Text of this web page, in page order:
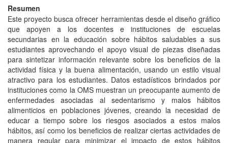
Resumen
Este proyecto busca ofrecer herramientas desde el diseño gráfico
que apoyen a los docentes e instituciones de escuelas
secundarias en la educación sobre hábitos saludables a sus
estudiantes aprovechando el apoyo visual de piezas diseñadas
para sintetizar información relevante sobre los beneficios de la
actividad física y la buena alimentación, usando un estilo visual
atractivo para los estudiantes. Datos estadísticos brindados por
instituciones como la OMS muestran un preocupante aumento de
enfermedades asociadas al sedentarismo y malos hábitos
alimenticios en poblaciones jóvenes, creando la necesidad de
educar a tiempo sobre los riesgos asociados a estos malos
hábitos, así como los beneficios de realizar ciertas actividades de
manera regular para minimizar el impacto de estos hábitos